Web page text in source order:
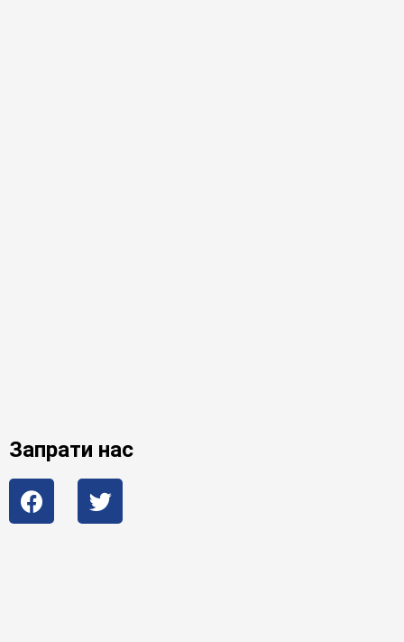
Запрати нас